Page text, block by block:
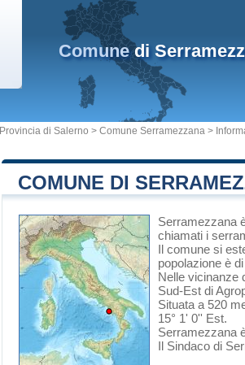
Comunedi
Provincia di Salerno > Comune Serramezzana >
COMUNE DI
Serramezzana
chiamati i
Il comune si
popolazione è
Nelle vicinanze
Sud-Est di
Situata a 520
15° 1' 0'' Est.
Serramezzana
Il Sindaco di